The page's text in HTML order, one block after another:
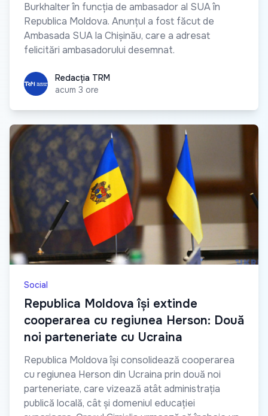
Burkhalter în funcția de ambasador al SUA în
Republica Moldova. Anunțul a fost făcut de
Ambasada SUA la Chișinău, care a adresat
felicitări ambasadorului desemnat.
Redacția TRM
Redacția TRM
acum 3 ore
Social
Republica Moldova își extinde
cooperarea cu regiunea Herson: Două
noi parteneriate cu Ucraina
Republica Moldova își consolidează cooperarea
cu regiunea Herson din Ucraina prin două noi
parteneriate, care vizează atât administrația
publică locală, cât și domeniul educației